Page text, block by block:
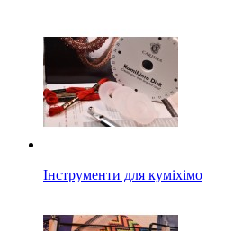
Інструменти для куміхімо